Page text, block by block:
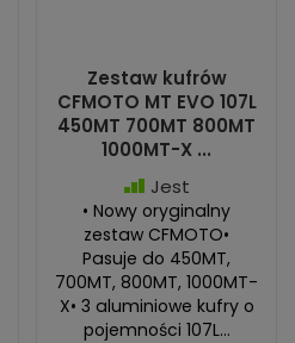
Zestaw kufrów
CFMOTO MT EVO 107L
450MT 700MT 800MT
1000MT-X ...
Jest
• Nowy oryginalny
zestaw CFMOTO•
Pasuje do 450MT,
700MT, 800MT, 1000MT-
X• 3 aluminiowe kufry o
pojemności 107L...